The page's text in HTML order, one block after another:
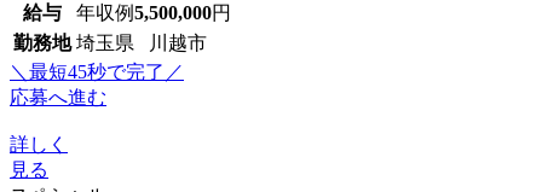
給与 年収例5,500,000円
勤務地 埼玉県 川越市
＼最短45秒で完了／
応募へ進む
詳しく
見る